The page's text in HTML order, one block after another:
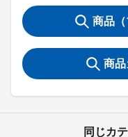
商品
商
同じカ